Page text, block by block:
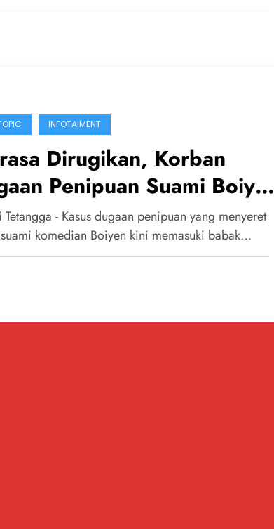
INFOTAIMENT
Dirugikan, Korban
Penipuan Suami Boiyen
Jalur Hukum
Tetangga - Kasus dugaan penipuan yang menyeret
komedian Boiyen kini memasuki babak…